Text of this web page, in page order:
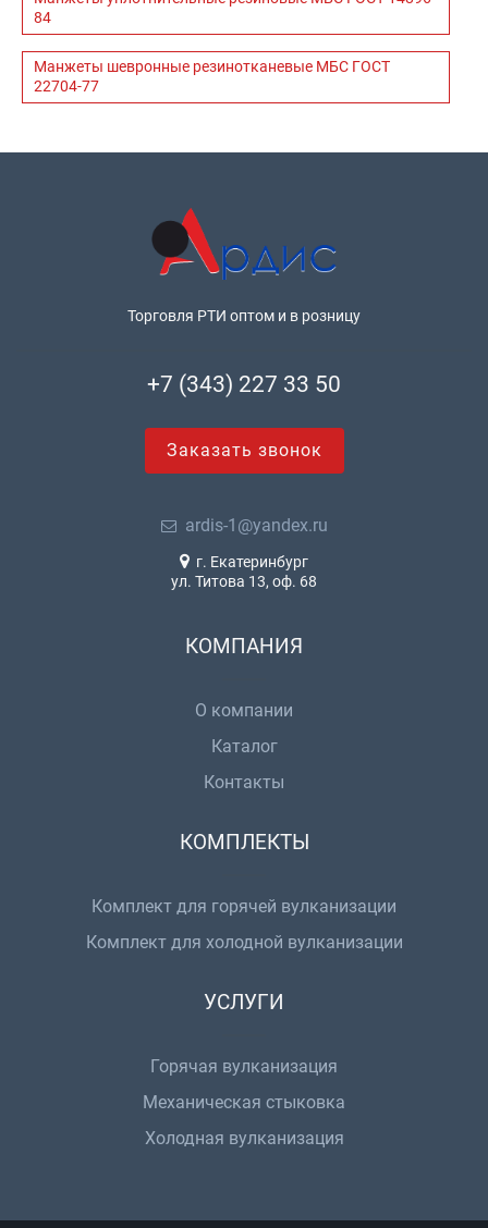
84
Манжеты шевронные резинотканевые МБС ГОСТ
22704-77
Торговля РТИ оптом и в розницу
+7 (343) 227 33 50
Заказать звонок
ardis-1@yandex.ru
г. Екатеринбург
ул. Титова 13, оф. 68
КОМПАНИЯ
О компании
Каталог
Контакты
КОМПЛЕКТЫ
Комплект для горячей вулканизации
Комплект для холодной вулканизации
УСЛУГИ
Горячая вулканизация
Механическая стыковка
Холодная вулканизация